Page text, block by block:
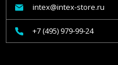
intex@intex-store.ru
+7 (495) 979-99-24